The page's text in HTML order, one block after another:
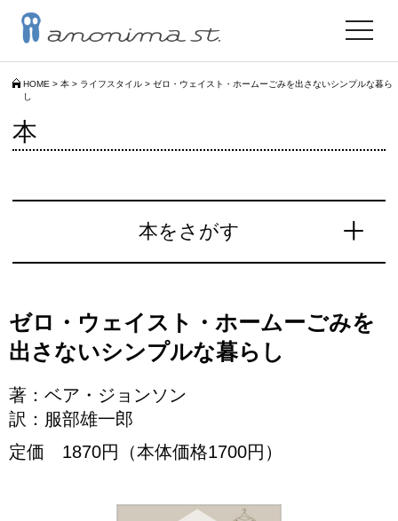
HOME > 本 > ライフスタイル > ゼロ・ウェイスト・ホームーごみを出さないシンプルな暮ら
し
toggle
本
本をさがす
ゼロ・ウェイスト・ホームーごみを
出さないシンプルな暮らし
著：ベア・ジョンソン
訳：服部雄一郎
定価 1870円（本体価格1700円）